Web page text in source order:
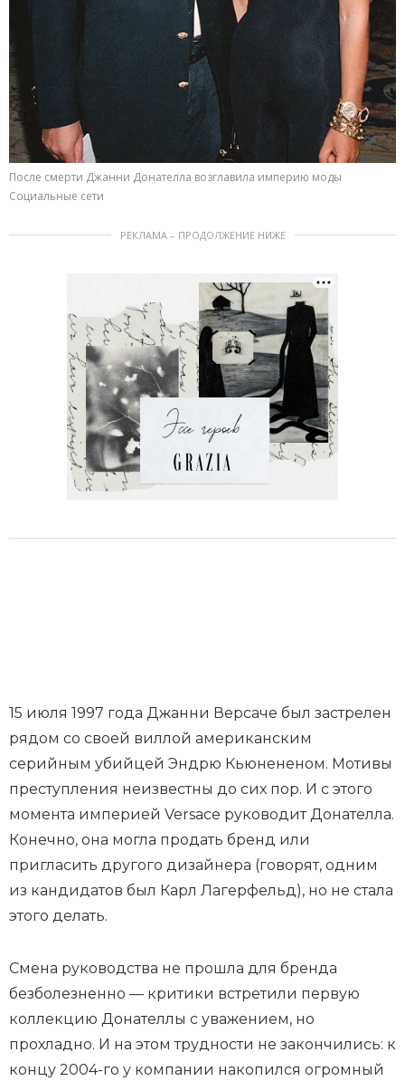
После смерти Джанни Донателла возглавила империю моды
Социальные сети
РЕКЛАМА – ПРОДОЛЖЕНИЕ НИЖЕ
15 июля 1997 года Джанни Версаче был застрелен
рядом со своей виллой американским
серийным убийцей Эндрю Кьюнененом. Мотивы
преступления неизвестны до сих пор. И с этого
момента империей Versace руководит Донателла.
Конечно, она могла продать бренд или
пригласить другого дизайнера (говорят, одним
из кандидатов был Карл Лагерфельд), но не стала
этого делать.
Смена руководства не прошла для бренда
безболезненно — критики встретили первую
коллекцию Донателлы с уважением, но
прохладно. И на этом трудности не закончились: к
концу 2004-го у компании накопился огромный